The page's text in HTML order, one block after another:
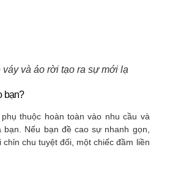
váy và áo rời tạo ra sự mới lạ
bạn?
thuộc hoàn toàn vào nhu cầu và
Nếu bạn đề cao sự nhanh gọn,
chu tuyệt đối, một chiếc đầm liền